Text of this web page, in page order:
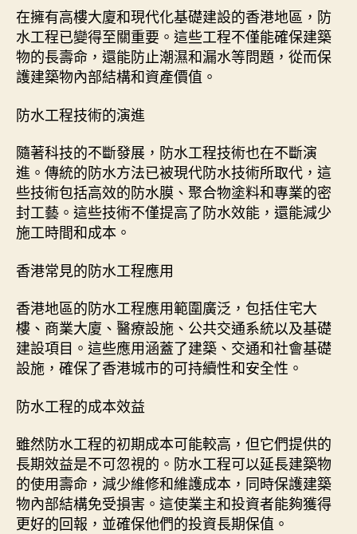
在擁有高樓大廈和現代化基礎建設的香港地區，防
水工程已變得至關重要。這些工程不僅能確保建築
物的長壽命，還能防止潮濕和漏水等問題，從而保
護建築物內部結構和資產價值。
防水工程技術的演進
隨著科技的不斷發展，防水工程技術也在不斷演
進。傳統的防水方法已被現代防水技術所取代，這
些技術包括高效的防水膜、聚合物塗料和專業的密
封工藝。這些技術不僅提高了防水效能，還能減少
施工時間和成本。
香港常見的防水工程應用
香港地區的防水工程應用範圍廣泛，包括住宅大
樓、商業大廈、醫療設施、公共交通系統以及基礎
建設項目。這些應用涵蓋了建築、交通和社會基礎
設施，確保了香港城市的可持續性和安全性。
防水工程的成本效益
雖然防水工程的初期成本可能較高，但它們提供的
長期效益是不可忽視的。防水工程可以延長建築物
的使用壽命，減少維修和維護成本，同時保護建築
物內部結構免受損害。這使業主和投資者能夠獲得
更好的回報，並確保他們的投資長期保值。